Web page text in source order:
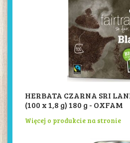
HERBATA CZARNA SRI
(100 x 1,8 g) 180 g - OXFAM
Więcej o produkcie na stronie